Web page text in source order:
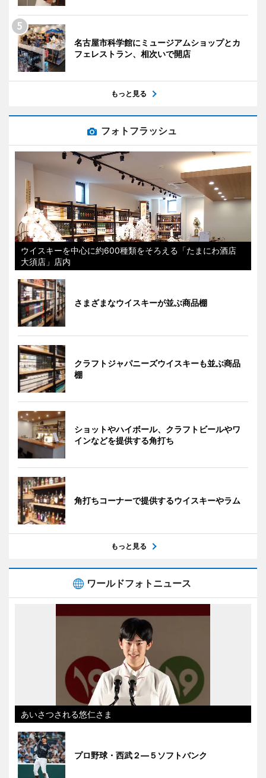
名古屋市科学館にミュージアムショップとカ
フェレストラン、相次いで開店
もっと見る
フォトフラッシュ
ウイスキーを中心に約600種類をそろえる「たまにわ酒店
大須店」店内
さまざまなウイスキーが並ぶ商品棚
クラフトジャパニーズウイスキーも並ぶ商品
棚
ショットやハイボール、クラフトビールやワ
インなどを提供する角打ち
角打ちコーナーで提供するウイスキーやラム
もっと見る
ワールドフォトニュース
あいさつされる悠仁さま
プロ野球・西武２―５ソフトバンク